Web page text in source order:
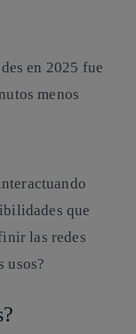
en 2025 fue
menos
que
las redes
usos?